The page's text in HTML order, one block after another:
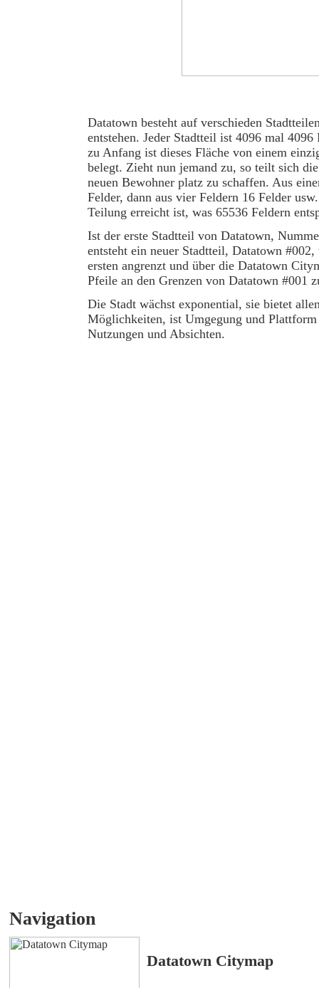
Datatown besteht auf verschieden
entstehen. Jeder Stadtteil ist 4096 mal 4096
zu Anfang ist dieses Fläche von einem
belegt. Zieht nun jemand zu, so teilt sich
neuen Bewohner platz zu schaffen. Aus
Felder, dann aus vier Feldern 16 Felder
Teilung erreicht ist, was 65536 Feldern
Ist der erste Stadtteil von Datatown,
entsteht ein neuer Stadtteil, Datatown #002,
ersten angrenzt und über die Datatown
Pfeile an den Grenzen von Datatown #001
Die Stadt wächst exponential, sie bietet
Möglichkeiten, ist Umgegung und Plattform
Nutzungen und Absichten.
Navigation
Datatown Citymap